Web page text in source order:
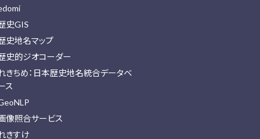
史GIS
史地名マップ
史的ジオコーダー
きちめ：日本歴史地名統合データベ
ス
像照合サービス
きすけ